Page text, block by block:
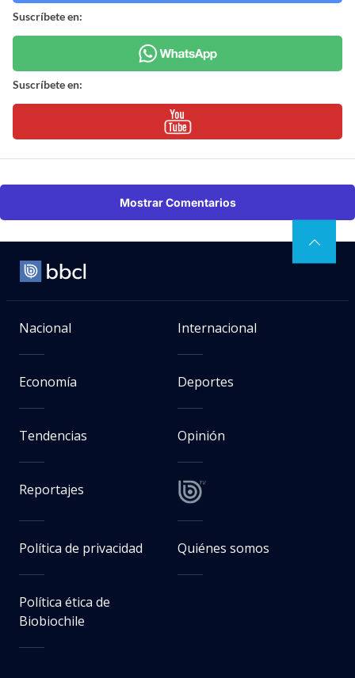
Suscríbete en:
Suscríbete en:
Mostrar Comentarios
Nacional Internacional
Economía Deportes
Tendencias Opinión
Reportajes
Política de privacidad Quiénes somos
Política ética de
Biobiochile